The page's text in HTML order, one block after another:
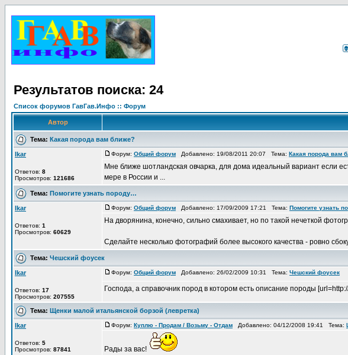
Результатов поиска: 24
Список форумов ГавГав.Инфо :: Форум
Автор
Тема: Какая порода вам ближе?
Ikar
Ответов: 8
Просмотров: 121686
Форум: Общий форум Добавлено: 19/08/2011 20:07 Тема: Какая порода вам
Мне ближе шотландская овчарка, для дома идеальный вариант если
мере в России и ...
Тема: Помогите узнать породу…
Ikar
Ответов: 1
Просмотров: 60629
Форум: Общий форум Добавлено: 17/09/2009 17:21 Тема: Помогите узнать
На дворянина, конечно, сильно смахивает, но по такой нечеткой
Сделайте несколько фотографий более высокого качества - ровно
Тема: Чешский фоусек
Ikar
Ответов: 17
Просмотров: 207555
Форум: Общий форум Добавлено: 26/02/2009 10:31 Тема: Чешский фоусек
Господа, а справочник пород в котором есть описание породы
Тема: Щенки малой итальянской борзой (левретка)
Ikar
Ответов: 5
Просмотров: 87841
Форум: Куплю - Продам / Возьму - Отдам Добавлено: 04/12/2008 19:41 Тема:
Рады за вас!